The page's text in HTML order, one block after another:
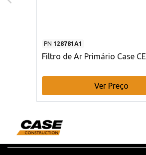
PN 128781A1
Filtro de Ar Primário Case CE
Ver Preço